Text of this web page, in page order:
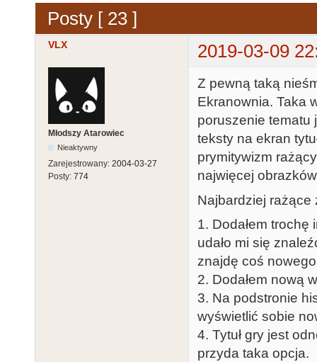
Posty [ 23 ]
VLX 2019-03-09
Młodszy Atarowiec
Nieaktywny
Zarejestrowany: 2004-03-27
Posty: 774
Z pewną taką
Ekranownia. Taka
poruszenie tematu
teksty na ekran
prymitywizm
najwięcej
Najbardziej rażące
1. Dodałem
udało mi się
znajdę coś
2. Dodałem nową
3. Na podstronie
wyświetlić sobie
4. Tytuł gry jest
przyda taka opcja.